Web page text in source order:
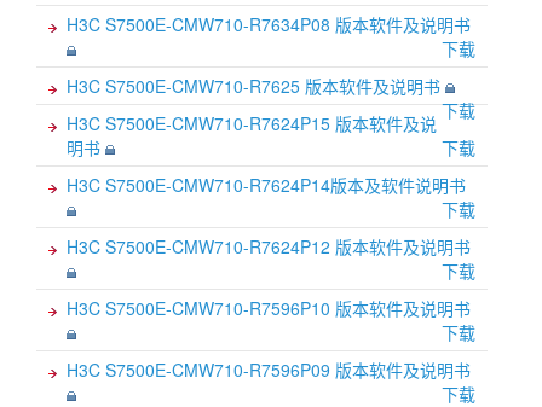
H3C S7500E-CMW710-R7634P08 版本软件及说明书
下载
H3C S7500E-CMW710-R7625 版本软件及说明书
下载
H3C S7500E-CMW710-R7624P15 版本软件及说
明书
下载
H3C S7500E-CMW710-R7624P14版本及软件说明书
下载
H3C S7500E-CMW710-R7624P12 版本软件及说明书
下载
H3C S7500E-CMW710-R7596P10 版本软件及说明书
下载
H3C S7500E-CMW710-R7596P09 版本软件及说明书
下载